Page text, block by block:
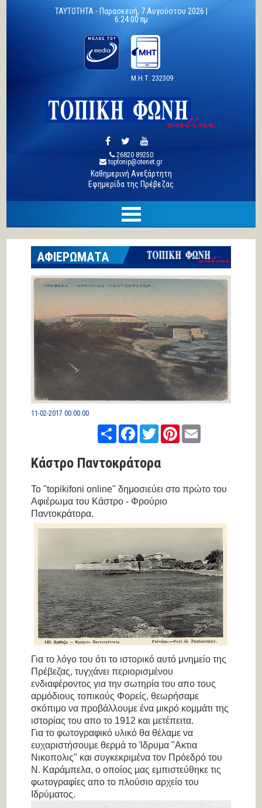
TAYTOTHTA - Παρασκευή, 7 Αυγούστου 2026 |
6:24:01 πμ
Μ.Η.Τ. 232309
26820 89250
topfonip@otenet.gr
Καθημερινή Ανεξάρτητη
Εφημερίδα της Πρέβεζας
ΑΦΙΕΡΩΜΑΤΑ
11-02-2017 00:00:00
ShareFacebook
TwitterPinterestEmail
Κάστρο Παντοκράτορα
Το "topikifoni online" δημοσιεύει στο πρώτο του
Αφιέρωμα του Κάστρο - Φρούριο
Παντοκράτορα.
Για το λόγο του ότι το ιστορικό αυτό μνημείο της
Πρέβεζας, τυγχάνει περιορισμένου
ενδιαφέροντος για την σωτηρία του απο τους
αρμόδιους τοπικούς Φορείς, θεωρήσαμε
σκόπιμο να προβάλλουμε ένα μικρό κομμάτι της
ιστορίας του απο το 1912 και μετέπειτα.
Για το φωτογραφικό υλικό θα θέλαμε να
ευχαριστήσουμε θερμά το Ίδρυμα "Ακτια
Νικοπολις" και συγκεκριμένα τον Πρόεδρό του
Ν. Καράμπελα, ο οποίος μας εμπιστεύθηκε τις
φωτογραφίες απο το πλούσιο αρχείο του
Ιδρύματος.